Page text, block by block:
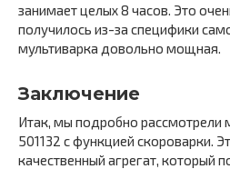
занимает целых 8 часов. Это
получилось из-за специфики
мультиварка довольно мощная.
Заключение
Итак, мы подробно рассмотрели
501132 с функцией скороварки.
качественный агрегат, который